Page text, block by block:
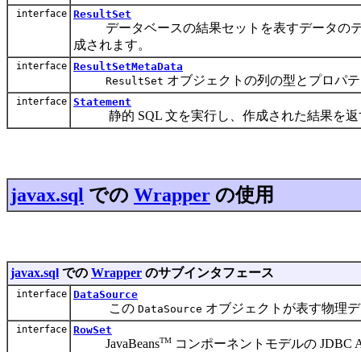
interface ResultSet
データベースの結果セットを表すデータのテ
成されます。
interface ResultSetMetaData
ResultSet オブジェクトの列の型とプロパ
interface Statement
静的 SQL 文を実行し、作成された結果を返
javax.sql での Wrapper の使用
javax.sql での Wrapper のサブインタフェース
interface DataSource
この DataSource オブジェクトが表す物理
interface RowSet
JavaBeansTM コンポーネントモデルの JDBC